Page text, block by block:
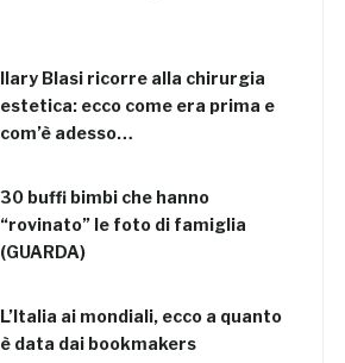
Ilary Blasi ricorre alla chirurgia
estetica: ecco come era prima e
com’è adesso…
30 buffi bimbi che hanno
“rovinato” le foto di famiglia
(GUARDA)
L’Italia ai mondiali, ecco a quanto
è data dai bookmakers